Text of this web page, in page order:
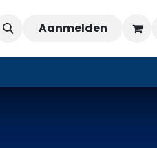
Aanmelden